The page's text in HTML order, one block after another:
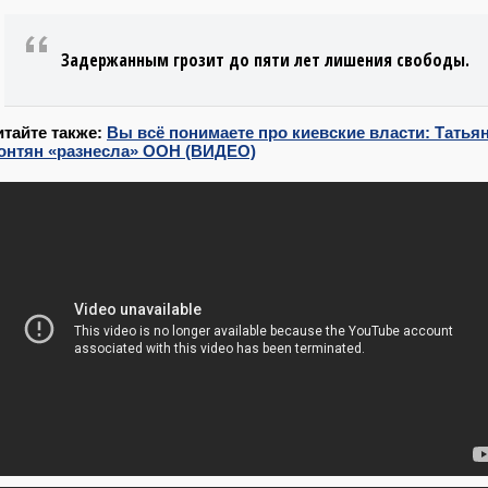
Задержанным грозит до пяти лет лишения свободы.
также: Вы всё понимаете про киевские власти:
«разнесла» ООН (ВИДЕО)